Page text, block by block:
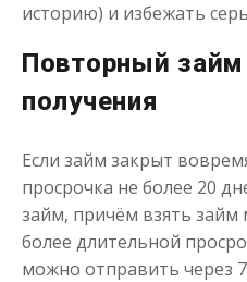
Сумма
Срок
историю) и избежать
Повторный займ
получения
Если займ закрыт
просрочка не более 20
займ, причём взять
более длительной
можно отправить через